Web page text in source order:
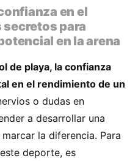
en el
secretos para
en la arena
de playa, la confianza
en el rendimiento de un
o dudas en
a desarrollar una
la diferencia. Para
deporte, es